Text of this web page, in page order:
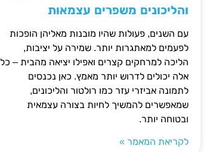
והליכונים משפרים עצמאות
עם השנים, פעולות שהיו מובנות מאליהן הופכות
לפעמים למאתגרות יותר. שמירה על יציבות,
הליכה למרחקים קצרים ואפילו יציאה מהבית – כל
אלה יכולים לדרוש יותר מאמץ. כאן נכנסים
לתמונה אביזרי עזר כמו רולטור והליכונים,
שמאפשרים להמשיך לחיות בצורה עצמאית
ובטוחה יותר.
לקריאת המאמר »